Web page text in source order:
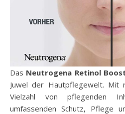
Das Neutrogena Retinol
Juwel der Hautpflegewelt. Mit
Vielzahl von pflegenden
umfassenden Schutz, Pflege